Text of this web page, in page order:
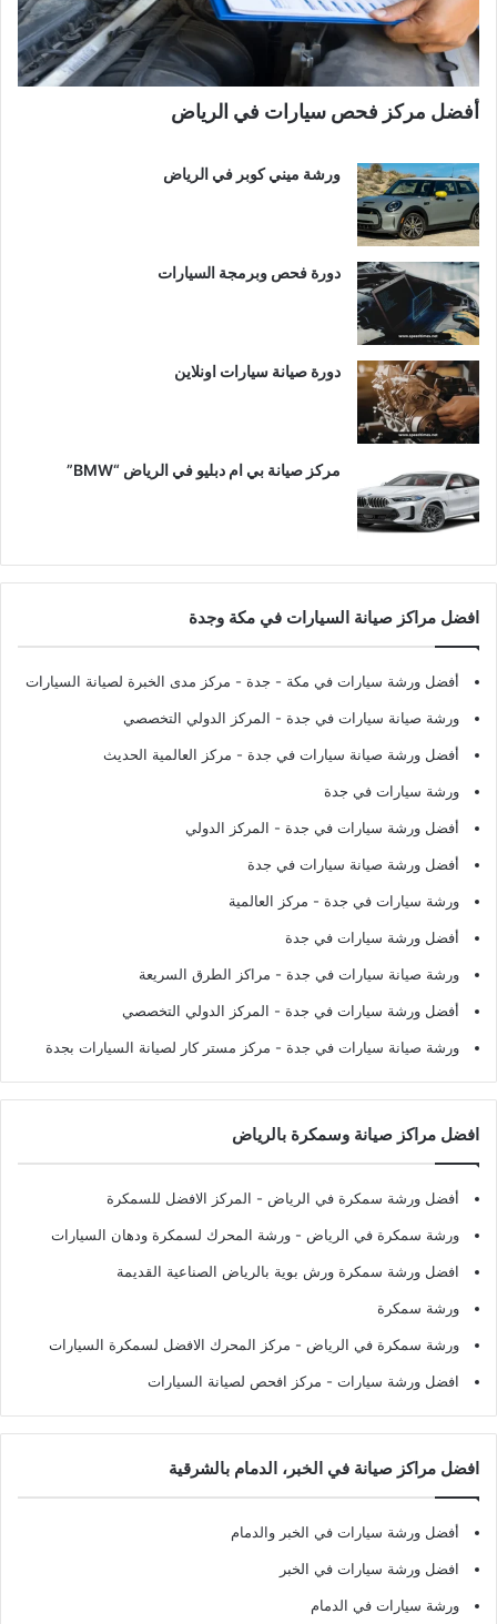
أفضل مركز فحص سيارات في الرياض
ورشة ميني كوبر في الرياض
دورة فحص وبرمجة السيارات
دورة صيانة سيارات اونلاين
مركز صيانة بي ام دبليو في الرياض “BMW”
افضل مراكز صيانة السيارات في مكة وجدة
أفضل ورشة سيارات في مكة - جدة - مركز مدى الخبرة لصيانة السيارات
ورشة صيانة سيارات في جدة - المركز الدولي التخصصي
أفضل ورشة صيانة سيارات في جدة - مركز العالمية الحديث
ورشة سيارات في جدة
أفضل ورشة سيارات في جدة - المركز الدولي
أفضل ورشة صيانة سيارات في جدة
ورشة سيارات في جدة - مركز العالمية
أفضل ورشة سيارات في جدة
ورشة صيانة سيارات في جدة - مراكز الطرق السريعة
أفضل ورشة سيارات في جدة - المركز الدولي التخصصي
ورشة صيانة سيارات في جدة - مركز مستر كار لصيانة السيارات بجدة
افضل مراكز صيانة وسمكرة بالرياض
أفضل ورشة سمكرة في الرياض - المركز الافضل للسمكرة
ورشة سمكرة في الرياض - ورشة المحرك لسمكرة ودهان السيارات
افضل ورشة سمكرة ورش بوية بالرياض الصناعية القديمة
ورشة سمكرة
ورشة سمكرة في الرياض - مركز المحرك الافضل لسمكرة السيارات
افضل ورشة سيارات - مركز افحص لصيانة السيارات
افضل مراكز صيانة في الخبر، الدمام بالشرقية
أفضل ورشة سيارات في الخبر والدمام
افضل ورشة سيارات في الخبر
ورشة سيارات في الدمام